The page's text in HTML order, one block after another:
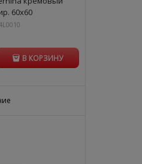
60х60
В КОРЗИНУ